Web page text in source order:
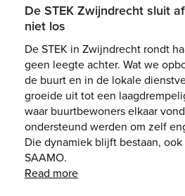
De STEK Zwijndrecht sluit
niet los
De STEK in Zwijndrecht rondt
geen leegte achter. Wat we
de buurt en in de lokale
groeide uit tot een
waar buurtbewoners elkaar
ondersteund werden om zelf
Die dynamiek blijft bestaan,
SAAMO.
Read more